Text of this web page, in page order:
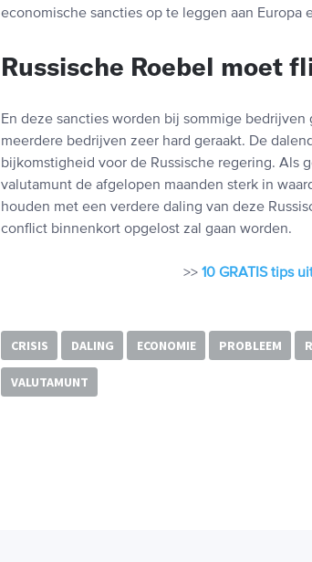
economische sancties op te leggen aan Europa
Russische Roebel moet
En deze sancties worden bij sommige
meerdere bedrijven zeer hard geraakt. De
bijkomstigheid voor de Russische regering. Als
valutamunt de afgelopen maanden sterk in
houden met een verdere daling van deze
conflict binnenkort opgelost zal gaan worden.
>> 10 GRATIS tips
CRISIS DALING ECONOMIE PROBLEEM
VALUTAMUNT